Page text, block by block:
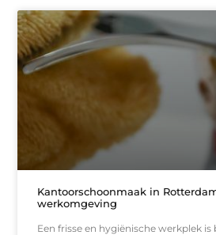
Kantoorschoonmaak in
werkomgeving
Een frisse en hygiënische werkplek